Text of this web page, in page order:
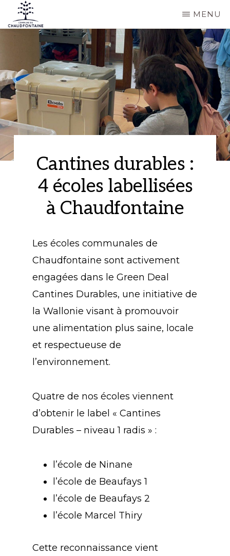
Passer
au
principal
COMMUNE
CHAUDFONTAINE
Site
de
la
commune
de
Chaudfontaine
MENU
Cantines durables :
4 écoles labellisées
à Chaudfontaine
Les écoles communales de
Chaudfontaine sont activement
engagées dans le Green Deal
Cantines Durables, une initiative de
la Wallonie visant à promouvoir
une alimentation plus saine, locale
et respectueuse de
l’environnement.
Quatre de nos écoles viennent
d’obtenir le label « Cantines
Durables – niveau 1 radis » :
l’école de Ninane
l’école de Beaufays 1
l’école de Beaufays 2
l’école Marcel Thiry
Cette reconnaissance vient